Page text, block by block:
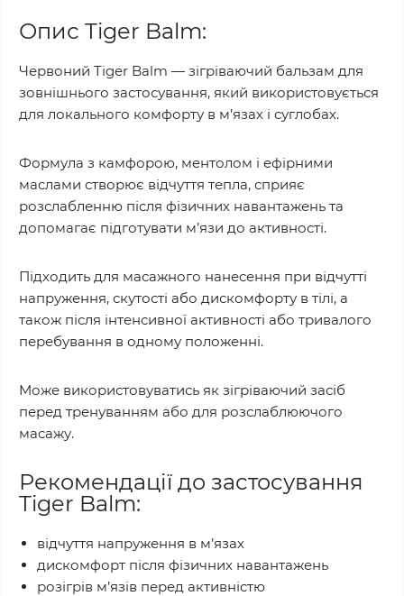
Опис Tiger Balm:
Червоний Tiger Balm — зігріваючий бальзам для
зовнішнього застосування, який використовується
для локального комфорту в м’язах і суглобах.
Формула з камфорою, ментолом і ефірними
маслами створює відчуття тепла, сприяє
розслабленню після фізичних навантажень та
допомагає підготувати м’язи до активності.
Підходить для масажного нанесення при відчутті
напруження, скутості або дискомфорту в тілі, а
також після інтенсивної активності або тривалого
перебування в одному положенні.
Може використовуватись як зігріваючий засіб
перед тренуванням або для розслаблюючого
масажу.
Рекомендації до застосування
Tiger Balm:
відчуття напруження в м’язах
дискомфорт після фізичних навантажень
розігрів м’язів перед активністю